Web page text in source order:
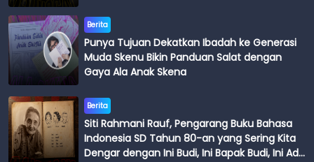
Berita
Punya Tujuan Dekatkan Ibadah ke Generasi
Muda Skenu Bikin Panduan Salat dengan
Gaya Ala Anak Skena
Berita
Siti Rahmani Rauf, Pengarang Buku Bahasa
Indonesia SD Tahun 80-an yang Sering Kita
Dengar dengan Ini Budi, Ini Bapak Budi, Ini Adik